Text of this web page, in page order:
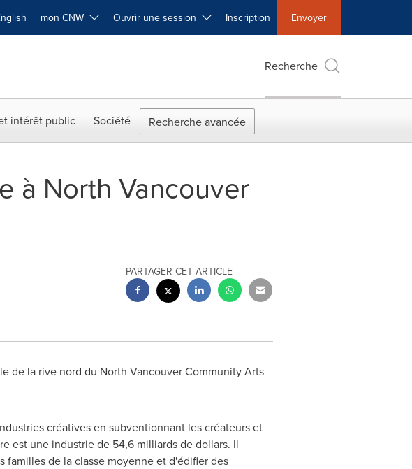
mon CNW Ouvrir une session Inscription Envoyer
Recherche
intérêt public Société Recherche avancée
à North Vancouver
PARTAGER CET ARTICLE
de la rive nord du North Vancouver Community Arts
créatives en subventionnant les créateurs et
est une industrie de 54,6 milliards de dollars. Il
de la classe moyenne et d'édifier des